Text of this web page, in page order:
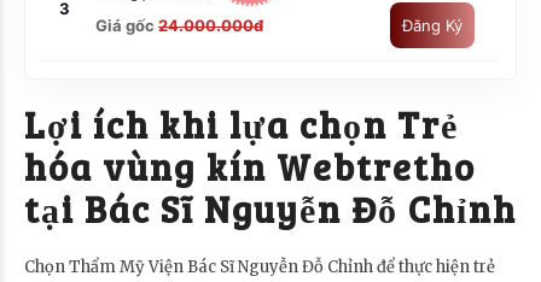
3
Giá gốc 24.000.000đ Đăng Ký
Lợi ích khi lựa chọn Trẻ
hóa vùng kín Webtretho
tại Bác Sĩ Nguyễn Đỗ Chỉnh
Chọn Thẩm Mỹ Viện Bác Sĩ Nguyễn Đỗ Chỉnh để thực hiện trẻ